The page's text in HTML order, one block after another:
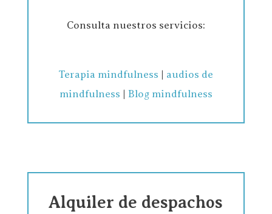
Consulta nuestros servicios:
Terapia mindfulness | audios de
mindfulness | Blog mindfulness
Alquiler de despachos